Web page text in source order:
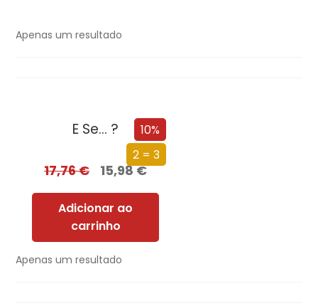
Apenas um resultado
10%
2 = 3
E Se… ?
17,76€ 15,98€
Adicionar ao
carrinho
Apenas um resultado